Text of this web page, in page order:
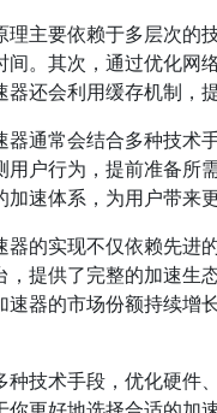
理主要依赖于多层次的
。其次，通过优化网
还会利用缓存机制，
通常会结合多种技术
户行为，提前准备所
速体系，为用户带来
器的实现不仅依赖先进
，提供了完整的加速生
速器的市场份额持续增
技术手段，优化硬件